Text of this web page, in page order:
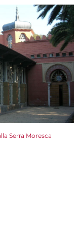
Serra Moresca